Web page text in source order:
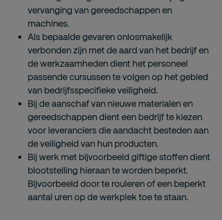
vervanging van gereedschappen en
machines.
Als bepaalde gevaren onlosmakelijk
verbonden zijn met de aard van het bedrijf en
de werkzaamheden dient het personeel
passende cursussen te volgen op het gebied
van bedrijfsspecifieke veiligheid.
Bij de aanschaf van nieuwe materialen en
gereedschappen dient een bedrijf te kiezen
voor leveranciers die aandacht besteden aan
de veiligheid van hun producten.
Bij werk met bijvoorbeeld giftige stoffen dient
blootstelling hieraan te worden beperkt.
Bijvoorbeeld door te rouleren of een beperkt
aantal uren op de werkplek toe te staan.